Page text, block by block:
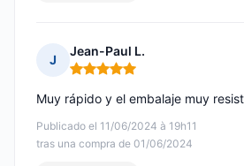
J
Jean-Paul L.
Nota: 5 de 5
Publicado el 11/06/2024 à 19h11
tras una compra de 01/06/2024
Muy rápido y el embalaje muy